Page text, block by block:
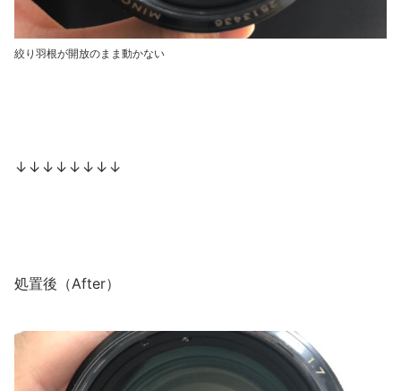
絞り羽根が開放のまま動かない
↓↓↓↓↓↓↓↓
処置後（After）